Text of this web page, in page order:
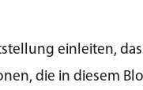
einleiten,
die in diesem